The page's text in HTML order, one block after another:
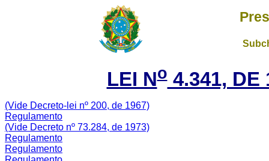
LEI No4.341, DE
(Vide Decreto-lei nº 200, de 1967)
Regulamento
(Vide Decreto nº 73.284, de 1973)
Regulamento
Regulamento